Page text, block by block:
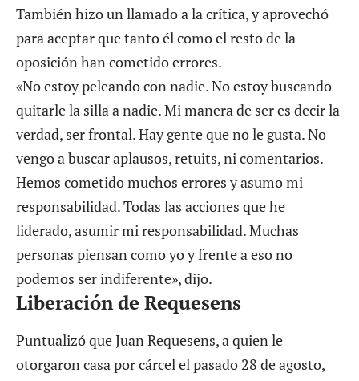
También hizo un llamado a la crítica, y aprovechó
para aceptar que tanto él como el resto de la
oposición han cometido errores.
«No estoy peleando con nadie. No estoy buscando
quitarle la silla a nadie. Mi manera de ser es decir la
verdad, ser frontal. Hay gente que no le gusta. No
vengo a buscar aplausos, retuits, ni comentarios.
Hemos cometido muchos errores y asumo mi
responsabilidad. Todas las acciones que he
liderado, asumir mi responsabilidad. Muchas
personas piensan como yo y frente a eso no
podemos ser indiferente», dijo.
Liberación de Requesens
Puntualizó queJuan Requesens, a quien le
otorgaron casa por cárcelel pasado 28 de agosto,